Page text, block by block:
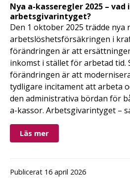
Nya a-kasseregler 2025 –
arbetsgivarintyget?
Den 1 oktober 2025 trädde nya
arbetslöshetsförsäkringen i
förändringen är att
inkomst i stället för arbetad tid.
förändringen är att
tydligare incitament att arbeta
den administrativa bördan för
a-kassor. Arbetsgivarintyget –
Läs mer
Publicerat 16 april 2026